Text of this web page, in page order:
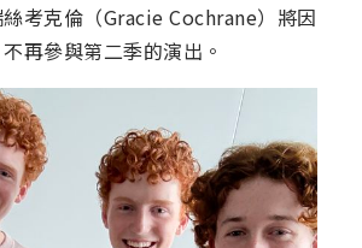
考克倫（Gracie Cochrane）將因
再參與第二季的演出。